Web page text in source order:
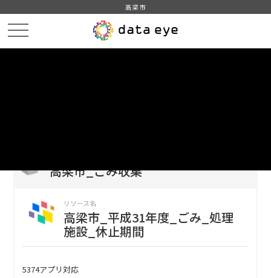
高梁市
高梁市_ごみ収集
リソース名
高梁市_平成31年度_ごみ_処理
施設_休止期間
5374アプリ対応